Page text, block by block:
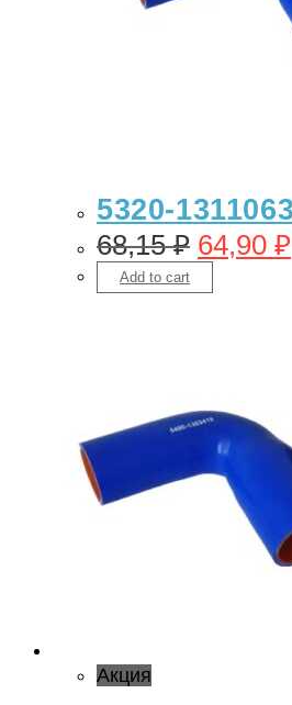
5320-
68,15₽ 64,90 ₽
Add to cart
Акция